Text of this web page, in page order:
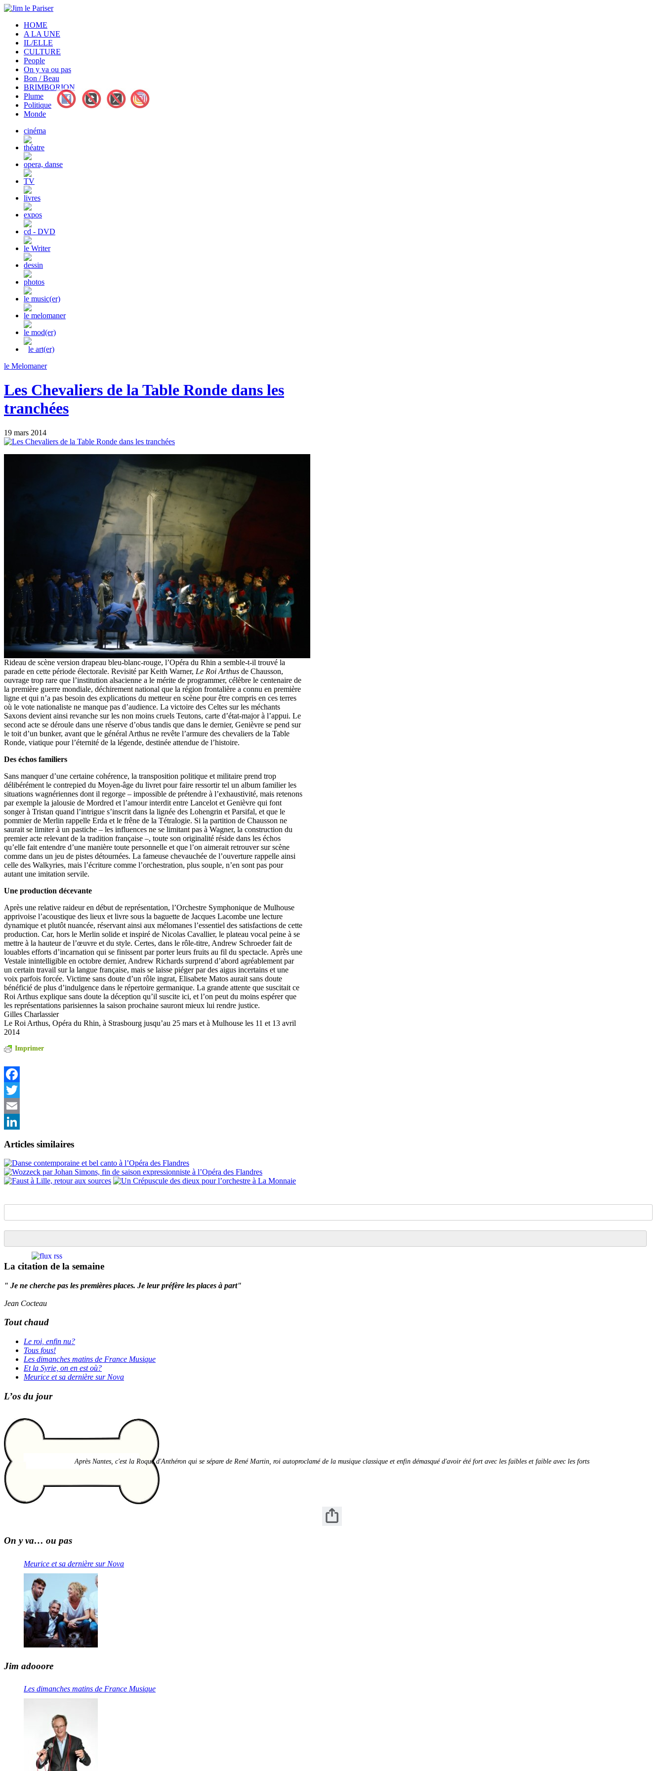
HOME
A LA UNE
IL/ELLE
CULTURE
People
On y va ou pas
Bon / Beau
BRIMBORION
Plume
Politique
Monde
cinéma
théatre
opera, danse
TV
livres
expos
cd - DVD
le Writer
dessin
photos
le music(er)
le melomaner
le mod(er)
le art(er)
le Melomaner
Les Chevaliers de la Table Ronde dans les
tranchées
19 mars 2014
Rideau de scène version drapeau bleu-blanc-rouge, l’Opéra du Rhin a semble-t-il trouvé la
parade en cette période électorale. Revisité par Keith Warner, Le Roi Arthus de Chausson,
ouvrage trop rare que l’institution alsacienne a le mérite de programmer, célèbre le centenaire de
la première guerre mondiale, déchirement national que la région frontalière a connu en première
ligne et qui n’a pas besoin des explications du metteur en scène pour être compris en ces terres
où le vote nationaliste ne manque pas d’audience. La victoire des Celtes sur les méchants
Saxons devient ainsi revanche sur les non moins cruels Teutons, carte d’état-major à l’appui. Le
second acte se déroule dans une réserve d’obus tandis que dans le dernier, Genièvre se pend sur
le toit d’un bunker, avant que le général Arthus ne revête l’armure des chevaliers de la Table
Ronde, viatique pour l’éternité de la légende, destinée attendue de l’histoire.
Des échos familiers
Sans manquer d’une certaine cohérence, la transposition politique et militaire prend trop
délibérément le contrepied du Moyen-âge du livret pour faire ressortir tel un album familier les
situations wagnériennes dont il regorge – impossible de prétendre à l’exhaustivité, mais retenons
par exemple la jalousie de Mordred et l’amour interdit entre Lancelot et Genièvre qui font
songer à Tristan quand l’intrigue s’inscrit dans la lignée des Lohengrin et Parsifal, et que le
pommier de Merlin rappelle Erda et le frêne de la Tétralogie. Si la partition de Chausson ne
saurait se limiter à un pastiche – les influences ne se limitant pas à Wagner, la construction du
premier acte relevant de la tradition française –, toute son originalité réside dans les échos
qu’elle fait entendre d’une manière toute personnelle et que l’on aimerait retrouver sur scène
comme dans un jeu de pistes détournées. La fameuse chevauchée de l’ouverture rappelle ainsi
celle des Walkyries, mais l’écriture comme l’orchestration, plus souple, n’en sont pas pour
autant une imitation servile.
Une production décevante
Après une relative raideur en début de représentation, l’Orchestre Symphonique de Mulhouse
apprivoise l’acoustique des lieux et livre sous la baguette de Jacques Lacombe une lecture
dynamique et plutôt nuancée, réservant ainsi aux mélomanes l’essentiel des satisfactions de cette
production. Car, hors le Merlin solide et inspiré de Nicolas Cavallier, le plateau vocal peine à se
mettre à la hauteur de l’œuvre et du style. Certes, dans le rôle-titre, Andrew Schroeder fait de
louables efforts d’incarnation qui se finissent par porter leurs fruits au fil du spectacle. Après une
Vestale inintelligible en octobre dernier, Andrew Richards surprend d’abord agréablement par
un certain travail sur la langue française, mais se laisse piéger par des aigus incertains et une
voix parfois forcée. Victime sans doute d’un rôle ingrat, Elisabete Matos aurait sans doute
bénéficié de plus d’indulgence dans le répertoire germanique. La grande attente que suscitait ce
Roi Arthus explique sans doute la déception qu’il suscite ici, et l’on peut du moins espérer que
les représentations parisiennes la saison prochaine sauront mieux lui rendre justice.
Gilles Charlassier
Le Roi Arthus, Opéra du Rhin, à Strasbourg jusqu’au 25 mars et à Mulhouse les 11 et 13 avril
2014
Imprimer
Facebook
Twitter
Email
Articles similaires
La citation de la semaine
" Je ne cherche pas les premières places. Je leur préfère les places à part"
Jean Cocteau
Tout chaud
Le roi, enfin nu?
Tous fous!
Les dimanches matins de France Musique
Et la Syrie, on en est où?
Meurice et sa dernière sur Nova
L’os du jour
Après Nantes, c'est la Roque d'Anthéron qui se sépare de René Martin, roi autoproclamé de la musique classique et enfin démasqué d'avoir été fort avec les faibles et faible avec les forts
On y va… ou pas
Meurice et sa dernière sur Nova
Jim adooore
Les dimanches matins de France Musique